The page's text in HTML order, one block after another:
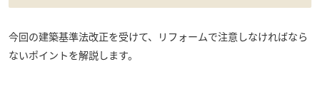
今回の建築基準法改正を受けて、リフォームで注意しなければなら
ないポイントを解説します。